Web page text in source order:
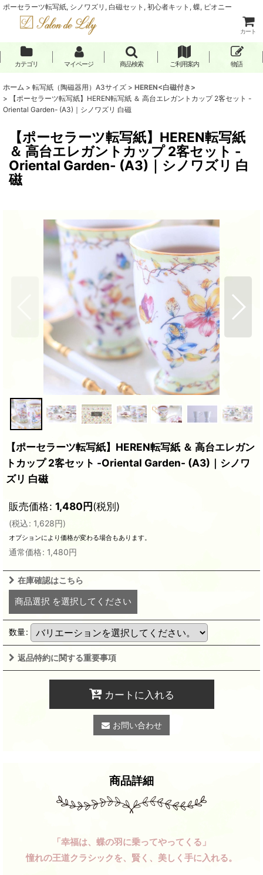
ポーセラーツ転写紙, シノワズリ, 白磁セット, 初心者キット, 蝶, ピオニー
カート
カテゴリ マイページ 商品検索 ご利用案内 物語
ホーム > 転写紙（陶磁器用）A3サイズ > HEREN<白磁付き>
>
【ポーセラーツ転写紙】HEREN転写紙 ＆ 高台エレガントカップ 2客セット -
Oriental Garden- (A3)｜シノワズリ 白磁
【ポーセラーツ転写紙】HEREN転写紙
＆ 高台エレガントカップ 2客セット -
Oriental Garden- (A3)｜シノワズリ 白
磁
【ポーセラーツ転写紙】HEREN転写紙 ＆ 高台エレガン
トカップ 2客セット -Oriental Garden- (A3)｜シノワ
ズリ 白磁
販売価格: 1,480円(税別)
(税込: 1,628円)
オプションにより価格が変わる場合もあります。
通常価格: 1,480円
在庫確認はこちら
商品選択 を選択してください
数量:
返品特約に関する重要事項
カートに入れる
お問い合わせ
商品詳細
「幸福は、蝶の羽に乗ってやってくる」
憧れの王道クラシックを、賢く、美しく手に入れる。